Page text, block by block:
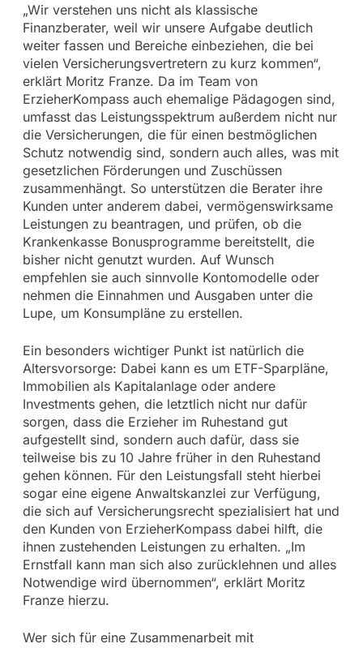
„Wir verstehen uns nicht als klassische
Finanzberater, weil wir unsere Aufgabe deutlich
weiter fassen und Bereiche einbeziehen, die bei
vielen Versicherungsvertretern zu kurz kommen“,
erklärt Moritz Franze. Da im Team von
ErzieherKompass auch ehemalige Pädagogen sind,
umfasst das Leistungsspektrum außerdem nicht nur
die Versicherungen, die für einen bestmöglichen
Schutz notwendig sind, sondern auch alles, was mit
gesetzlichen Förderungen und Zuschüssen
zusammenhängt. So unterstützen die Berater ihre
Kunden unter anderem dabei, vermögenswirksame
Leistungen zu beantragen, und prüfen, ob die
Krankenkasse Bonusprogramme bereitstellt, die
bisher nicht genutzt wurden. Auf Wunsch
empfehlen sie auch sinnvolle Kontomodelle oder
nehmen die Einnahmen und Ausgaben unter die
Lupe, um Konsumpläne zu erstellen.
Ein besonders wichtiger Punkt ist natürlich die
Altersvorsorge: Dabei kann es um ETF-Sparpläne,
Immobilien als Kapitalanlage oder andere
Investments gehen, die letztlich nicht nur dafür
sorgen, dass die Erzieher im Ruhestand gut
aufgestellt sind, sondern auch dafür, dass sie
teilweise bis zu 10 Jahre früher in den Ruhestand
gehen können. Für den Leistungsfall steht hierbei
sogar eine eigene Anwaltskanzlei zur Verfügung,
die sich auf Versicherungsrecht spezialisiert hat und
den Kunden von ErzieherKompass dabei hilft, die
ihnen zustehenden Leistungen zu erhalten. „Im
Ernstfall kann man sich also zurücklehnen und alles
Notwendige wird übernommen“, erklärt Moritz
Franze hierzu.
Wer sich für eine Zusammenarbeit mit